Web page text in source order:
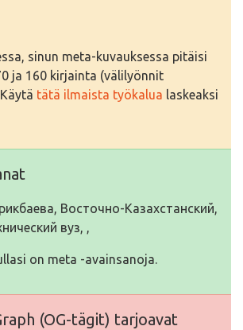
sinun meta-kuvauksessa pitäisi
ja 160 kirjainta (välilyönnit
tätä ilmaista työkalua laskeaksi
Восточно-Казахстанский,
вуз, ,
on meta -avainsanoja.
(OG-tägit) tarjoavat